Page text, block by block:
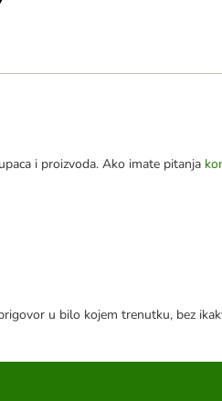
i proizvoda. Ako imate pitanja
u bilo kojem trenutku, bez